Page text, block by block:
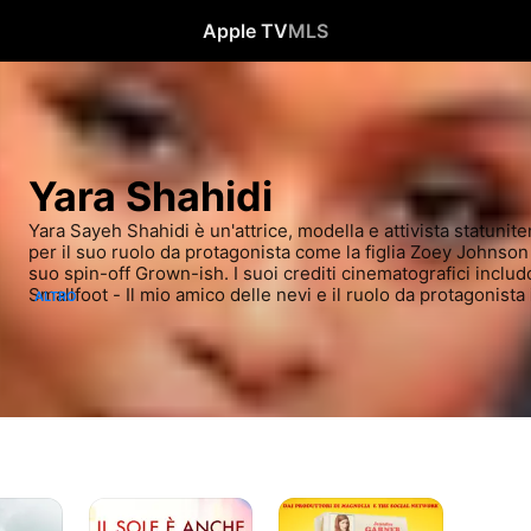
Apple TVMLS
Yara Shahidi
Yara Sayeh Shahidi è un'attrice, modella e attivista
per il suo ruolo da protagonista come la figlia Zoey
suo spin-off Grown-ish. I suoi crediti cinematografici
Smallfoot - Il mio amico delle nevi e il ruolo da protagonista
ALTRO
Il
sole
Butter